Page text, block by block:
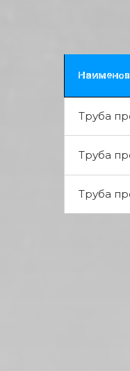
Труба
Труба
Труба